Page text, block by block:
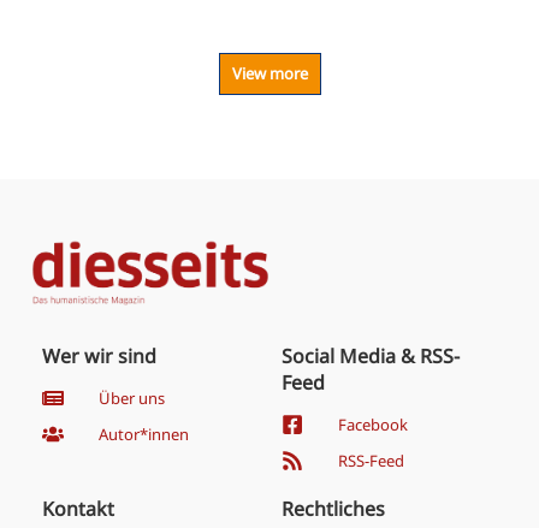
View more
Wer wir sind
Über uns
Autor*innen
Social Media & RSS-
Feed
Facebook
RSS-Feed
Kontakt Rechtliches